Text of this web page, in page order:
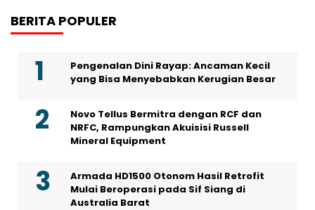
BERITA POPULER
Pengenalan Dini Rayap: Ancaman Kecil
yang Bisa Menyebabkan Kerugian Besar
Novo Tellus Bermitra dengan RCF dan
NRFC, Rampungkan Akuisisi Russell
Mineral Equipment
Armada HD1500 Otonom Hasil Retrofit
Mulai Beroperasi pada Sif Siang di
Australia Barat